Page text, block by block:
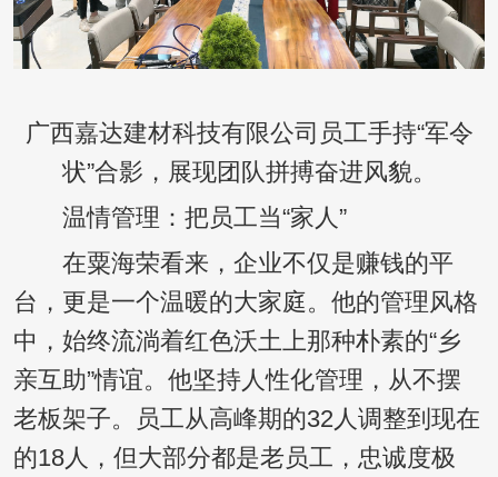
广西嘉达建材科技有限公司员工手持“军令
状”合影，展现团队拼搏奋进风貌。
温情管理：把员工当“家人”
在粟海荣看来，企业不仅是赚钱的平
台，更是一个温暖的大家庭。他的管理风格
中，始终流淌着红色沃土上那种朴素的“乡
亲互助”情谊。他坚持人性化管理，从不摆
老板架子。员工从高峰期的32人调整到现在
的18人，但大部分都是老员工，忠诚度极